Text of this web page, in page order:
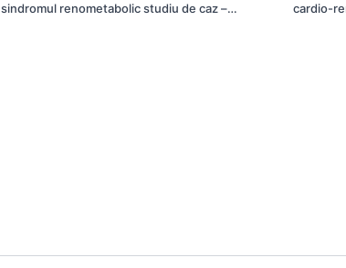
sindromul renometabolic studiu de caz –
cardio-